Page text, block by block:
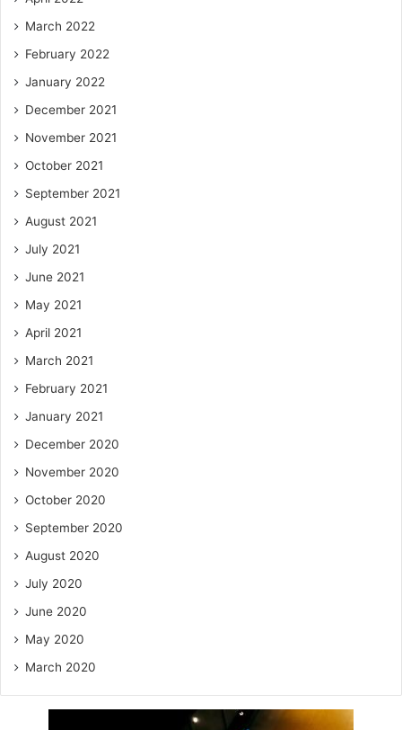
March 2022
February 2022
January 2022
December 2021
November 2021
October 2021
September 2021
August 2021
July 2021
June 2021
May 2021
April 2021
March 2021
February 2021
January 2021
December 2020
November 2020
October 2020
September 2020
August 2020
July 2020
June 2020
May 2020
March 2020